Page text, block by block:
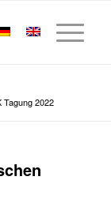
Tagung 2022